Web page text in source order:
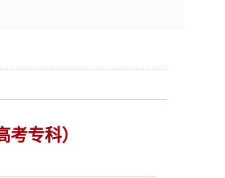
专科）